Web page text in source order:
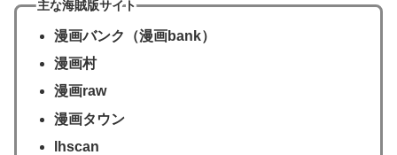
主な海賊版サイト
漫画バンク（漫画bank）
漫画村
漫画raw
漫画タウン
lhscan